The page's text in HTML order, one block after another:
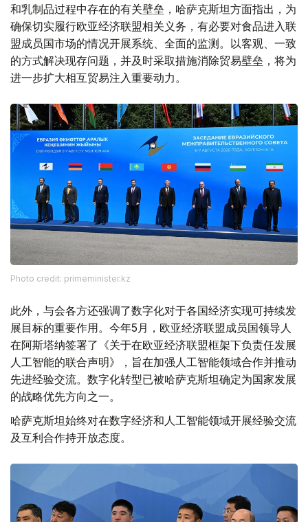
和乳制品过程中存在的有关壁垒，哈萨克斯坦方面指出，为
确保切实履行欧亚经济联盟相关义务，有必要对食品进入联
盟成员国市场的情况开展系统、全面的监测。以客观、一致
的方式解决现存问题，并及时采取措施消除贸易壁垒，将为
进一步扩大相互贸易注入重要动力。
Photo credit: primeminister.kz
此外，与会各方还强调了数字化对于各国经济实现可持续发
展目标的重要作用。今年5月，欧亚经济联盟成员国领导人
在阿斯塔纳签署了《关于在欧亚经济联盟框架下负责任发展
人工智能的联合声明》，旨在加强人工智能领域合作并推动
先进经验交流。数字化转型已被哈萨克斯坦确定为国家发展
的战略优先方向之一。
哈萨克斯坦始终对在数字经济和人工智能领域开展经验交流
及互利合作持开放态度。